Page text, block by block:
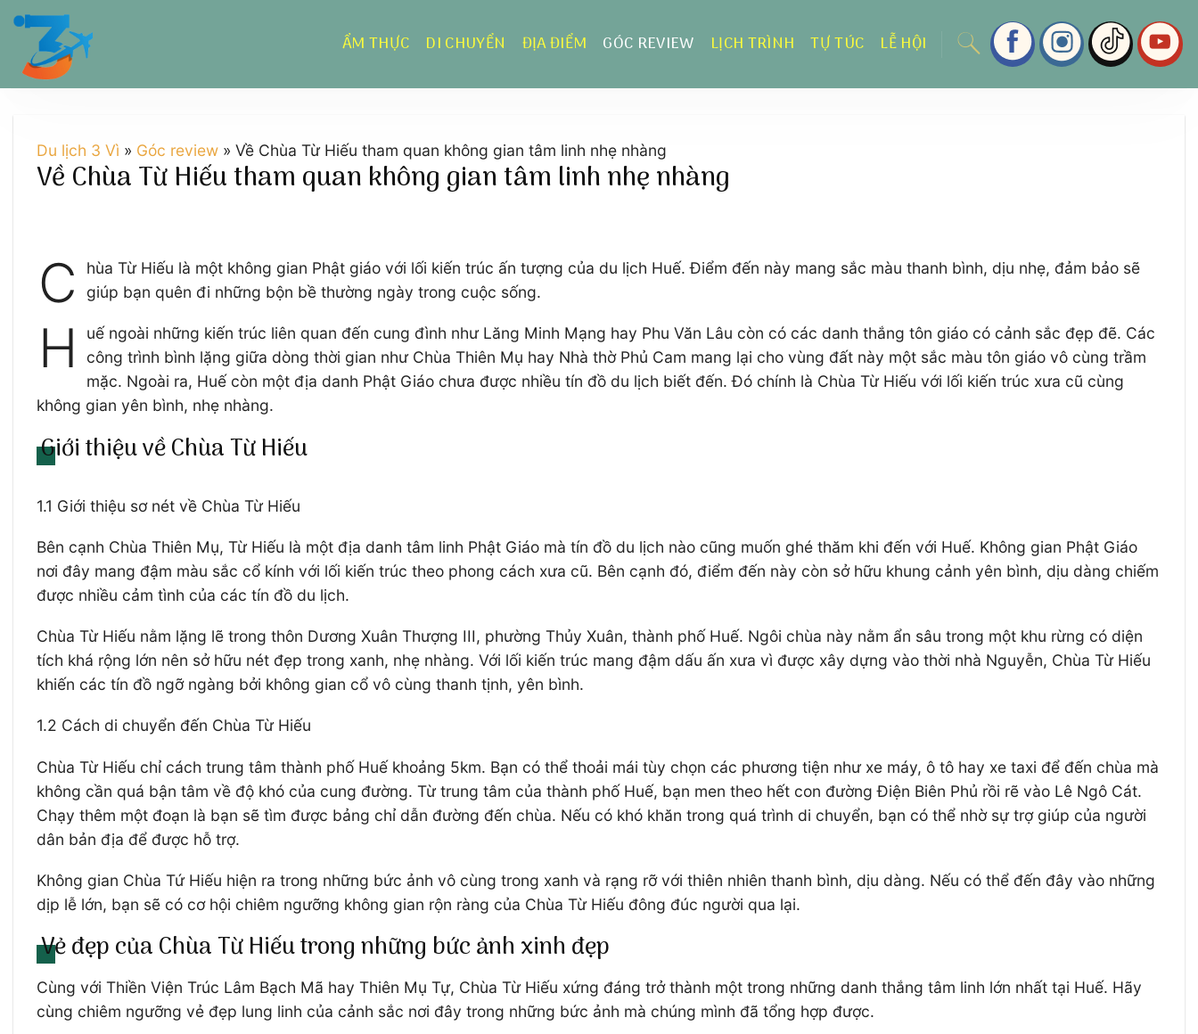
Chuyển
dung
ẨM THỰC DI CHUYỂN ĐỊA ĐIỂM GÓC REVIEW LỊCH TRÌNH TỰ TÚC LỄ HỘI
Du lịch 3 Vì » Góc review »Về Chùa Từ Hiếu tham quan không gian tâm linh nhẹ nhàng
Về Chùa Từ Hiếu tham quan không gian tâm linh nhẹ nhàng
C
hùa Từ Hiếu là một không gian Phật giáo với lối kiến trúc ấn tượng của du lịch Huế. Điểm đến này mang sắc màu thanh bình, dịu nhẹ, đảm bảo sẽ
giúp bạn quên đi những bộn bề thường ngày trong cuộc sống.
H
uế ngoài những kiến trúc liên quan đến cung đình như Lăng Minh Mạng hay Phu Văn Lâu còn có các danh thắng tôn giáo có cảnh sắc đẹp đẽ. Các
công trình bình lặng giữa dòng thời gian như Chùa Thiên Mụ hay Nhà thờ Phủ Cam mang lại cho vùng đất này một sắc màu tôn giáo vô cùng trầm
mặc. Ngoài ra, Huế còn một địa danh Phật Giáo chưa được nhiều tín đồ du lịch biết đến. Đó chính là Chùa Từ Hiếu với lối kiến trúc xưa cũ cùng
không gian yên bình, nhẹ nhàng.
Giới thiệu về Chùa Từ Hiếu
1.1 Giới thiệu sơ nét về Chùa Từ Hiếu
Bên cạnh Chùa Thiên Mụ, Từ Hiếu là một địa danh tâm linh Phật Giáo mà tín đồ du lịch nào cũng muốn ghé thăm khi đến với Huế. Không gian Phật Giáo
nơi đây mang đậm màu sắc cổ kính với lối kiến trúc theo phong cách xưa cũ. Bên cạnh đó, điểm đến này còn sở hữu khung cảnh yên bình, dịu dàng chiếm
được nhiều cảm tình của các tín đồ du lịch.
Chùa Từ Hiếu nằm lặng lẽ trong thôn Dương Xuân Thượng III, phường Thủy Xuân, thành phố Huế. Ngôi chùa này nằm ẩn sâu trong một khu rừng có diện
tích khá rộng lớn nên sở hữu nét đẹp trong xanh, nhẹ nhàng. Với lối kiến trúc mang đậm dấu ấn xưa vì được xây dựng vào thời nhà Nguyễn, Chùa Từ Hiếu
khiến các tín đồ ngỡ ngàng bởi không gian cổ vô cùng thanh tịnh, yên bình.
1.2 Cách di chuyển đến Chùa Từ Hiếu
Chùa Từ Hiếu chỉ cách trung tâm thành phố Huế khoảng 5km. Bạn có thể thoải mái tùy chọn các phương tiện như xe máy, ô tô hay xe taxi để đến chùa mà
không cần quá bận tâm về độ khó của cung đường. Từ trung tâm của thành phố Huế, bạn men theo hết con đường Điện Biên Phủ rồi rẽ vào Lê Ngô Cát.
Chạy thêm một đoạn là bạn sẽ tìm được bảng chỉ dẫn đường đến chùa. Nếu có khó khăn trong quá trình di chuyển, bạn có thể nhờ sự trợ giúp của người
dân bản địa để được hỗ trợ.
Không gian Chùa Tứ Hiếu hiện ra trong những bức ảnh vô cùng trong xanh và rạng rỡ với thiên nhiên thanh bình, dịu dàng. Nếu có thể đến đây vào những
dịp lễ lớn, bạn sẽ có cơ hội chiêm ngưỡng không gian rộn ràng của Chùa Từ Hiếu đông đúc người qua lại.
Vẻ đẹp của Chùa Từ Hiếu trong những bức ảnh xinh đẹp
Cùng với Thiền Viện Trúc Lâm Bạch Mã hay Thiên Mụ Tự, Chùa Từ Hiếu xứng đáng trở thành một trong những danh thắng tâm linh lớn nhất tại Huế. Hãy
cùng chiêm ngưỡng vẻ đẹp lung linh của cảnh sắc nơi đây trong những bức ảnh mà chúng mình đã tổng hợp được.